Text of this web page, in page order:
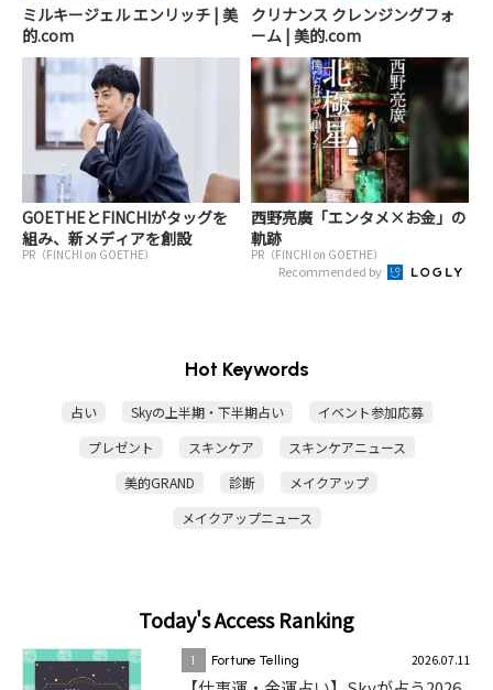
ミルキージェル エンリッチ | 美
的.com
クリナンス クレンジングフォ
ーム | 美的.com
GOETHEとFINCHIがタッグを
組み、新メディアを創設
PR（FINCHI on GOETHE）
西野亮廣「エンタメ×お金」の
軌跡
PR（FINCHI on GOETHE）
Recommended by
Hot Keywords
占い Skyの上半期・下半期占い
イベント参加応募
プレゼント
スキンケア
スキンケアニュース
美的GRAND
診断
メイクアップ
メイクアップニュース
Today's Access Ranking
1 Fortune Telling 2026.07.11